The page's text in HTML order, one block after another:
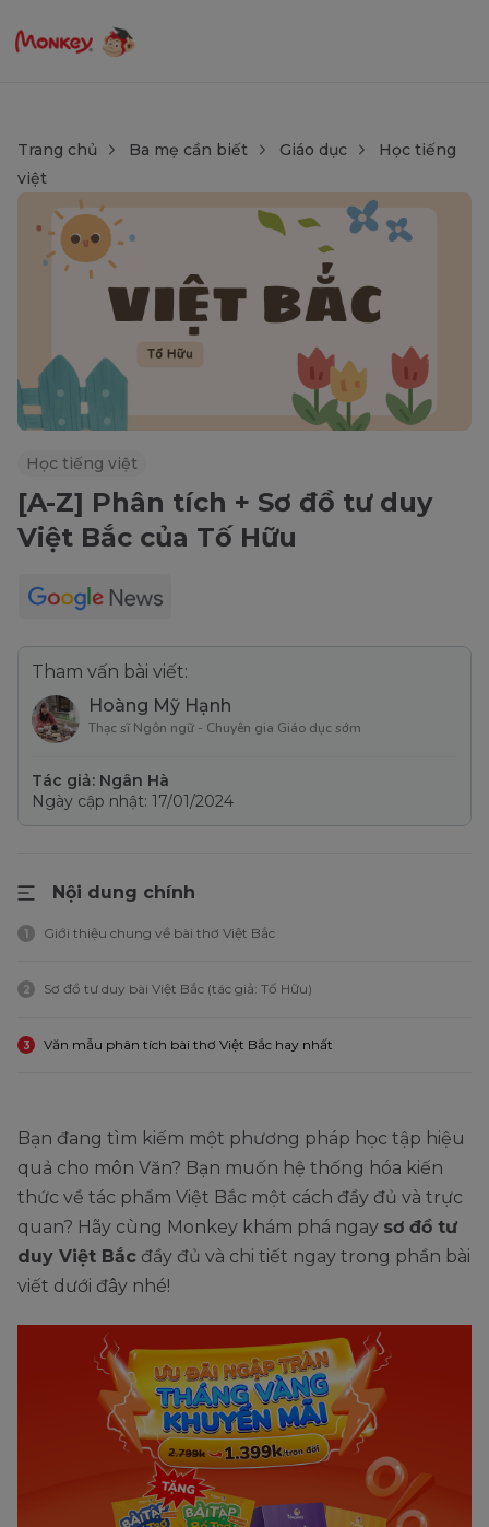
Trang chủ Ba mẹ cần biết Giáo dục
Học tiếng
việt
Học tiếng việt
[A-Z] Phân tích + Sơ đồ tư duy
Việt Bắc của Tố Hữu
Tham vấn bài viết:
Hoàng Mỹ Hạnh
Thạc sĩ Ngôn ngữ - Chuyên gia Giáo dục sớm
Tác giả: Ngân Hà
Ngày cập nhật: 17/01/2024
Nội dung chính
1 Giới thiệu chung về bài thơ Việt Bắc
2 Sơ đồ tư duy bài Việt Bắc (tác giả: Tố Hữu)
3 Văn mẫu phân tích bài thơ Việt Bắc hay nhất
Bạn đang tìm kiếm một phương pháp học tập hiệu
quả cho môn Văn? Bạn muốn hệ thống hóa kiến
thức về tác phẩm Việt Bắc một cách đầy đủ và trực
quan? Hãy cùng Monkey khám phá ngay sơ đồ tư
duy Việt Bắc đầy đủ và chi tiết ngay trong phần bài
viết dưới đây nhé!